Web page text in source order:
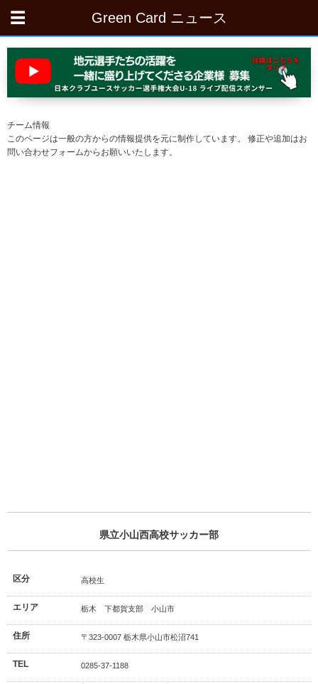
Green Card ニュース
チーム情報
このページは一般の方からの情報提供を元に制作しています。 修正や追加はお
問い合わせフォームからお願いいたします。
県立小山西高校サッカー部
区分 高校生
エリア 栃木 下都賀支部 小山市
住所 〒323-0007 栃木県小山市松沼741
TEL 0285-37-1188